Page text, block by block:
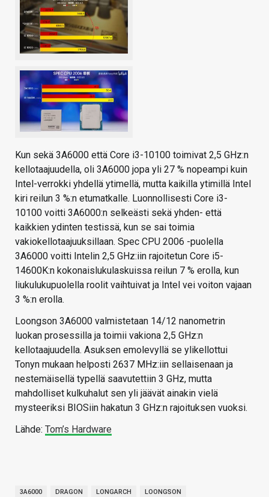
Kun sekä 3A6000 että Core i3-10100 toimivat 2,5 GHz:n
kellotaajuudella, oli 3A6000 jopa yli 27 % nopeampi kuin
Intel-verrokki yhdellä ytimellä, mutta kaikilla ytimillä Intel
kiri reilun 3 %:n etumatkalle. Luonnollisesti Core i3-
10100 voitti 3A6000:n selkeästi sekä yhden- että
kaikkien ydinten testissä, kun se sai toimia
vakiokellotaajuuksillaan. Spec CPU 2006 -puolella
3A6000 voitti Intelin 2,5 GHz:iin rajoitetun Core i5-
14600K:n kokonaislukulaskuissa reilun 7 % erolla, kun
liukulukupuolella roolit vaihtuivat ja Intel vei voiton vajaan
3 %:n erolla.
Loongson 3A6000 valmistetaan 14/12 nanometrin
luokan prosessilla ja toimii vakiona 2,5 GHz:n
kellotaajuudella. Asuksen emolevyllä se ylikellottui
Tonyn mukaan helposti 2637 MHz:iin sellaisenaan ja
nestemäisellä typellä saavutettiin 3 GHz, mutta
mahdolliset kulkuhalut sen yli jäävät ainakin vielä
mysteeriksi BIOSiin hakatun 3 GHz:n rajoituksen vuoksi.
Lähde: Tom’s Hardware
3A6000 DRAGON LONGARCH LOONGSON